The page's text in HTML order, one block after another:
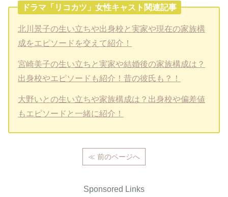
ドラマ「リコカツ」女性キャスト関連記事
北川景子の生い立ちや出身校と実家や現在の家族構
成をエピソードを交えて紹介！
宮崎美子の生い立ちと実家や結婚後の家族構成は？
出身校やエピソードも紹介！昔の彼氏も？！
大野いとの生い立ちや家族構成は？出身校や偏差値
もエピソードと一緒に紹介！
≪ 前のページへ
Sponsored Links